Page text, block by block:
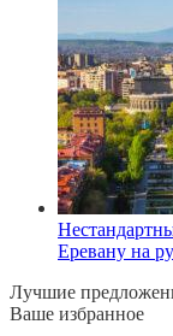
Еревану на
Лучшие
Ваше избранное